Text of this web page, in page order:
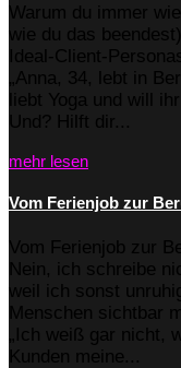
Warum du immer
wie du das
Ideal-Client-
„Anna, 34, lebt in
liebt Yoga und will
Und? Hilft dir...
mehr lesen
Vom Ferienjob zur
Vom Ferienjob zur
Nein, ich schreibe
weil ich sonst
Menschen sichtbar
„Ich weiß gar nicht,
Kunden meine...